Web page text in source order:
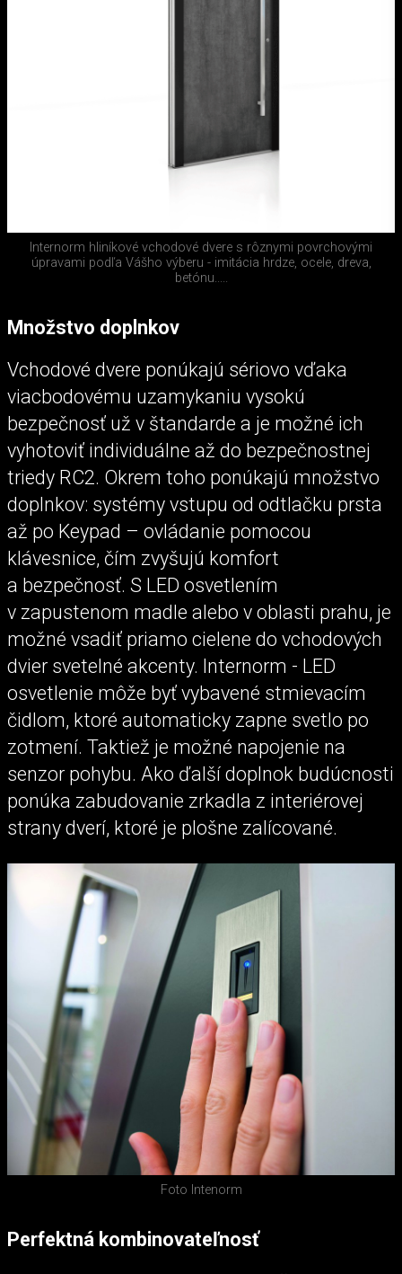
Internorm hliníkové vchodové dvere s rôznymi povrchovými
úpravami podľa Vášho výberu - imitácia hrdze, ocele, dreva,
betónu.....
Množstvo doplnkov
Vchodové dvere ponúkajú sériovo vďaka
viacbodovému uzamykaniu vysokú
bezpečnosť už v štandarde a je možné ich
vyhotoviť individuálne až do bezpečnostnej
triedy RC2. Okrem toho ponúkajú množstvo
doplnkov: systémy vstupu od odtlačku prsta
až po Keypad – ovládanie pomocou
klávesnice, čím zvyšujú komfort
a bezpečnosť. S LED osvetlením
v zapustenom madle alebo v oblasti prahu, je
možné vsadiť priamo cielene do vchodových
dvier svetelné akcenty. Internorm - LED
osvetlenie môže byť vybavené stmievacím
čidlom, ktoré automaticky zapne svetlo po
zotmení. Taktiež je možné napojenie na
senzor pohybu. Ako ďalší doplnok budúcnosti
ponúka zabudovanie zrkadla z interiérovej
strany dverí, ktoré je plošne zalícované.
Foto Intenorm
Perfektná kombinovateľnosť